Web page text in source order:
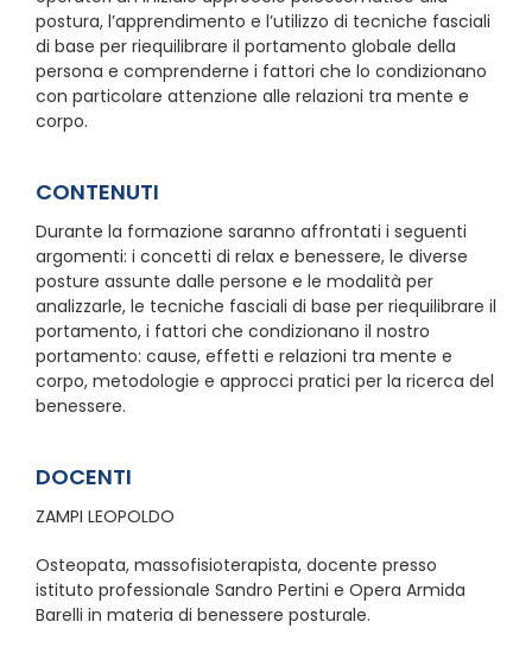
postura, l’apprendimento e l’utilizzo di tecniche fasciali
di base per riequilibrare il portamento globale della
persona e comprenderne i fattori che lo condizionano
con particolare attenzione alle relazioni tra mente e
corpo.
CONTENUTI
Durante la formazione saranno affrontati i seguenti
argomenti: i concetti di relax e benessere, le diverse
posture assunte dalle persone e le modalità per
analizzarle, le tecniche fasciali di base per riequilibrare il
portamento, i fattori che condizionano il nostro
portamento: cause, effetti e relazioni tra mente e
corpo, metodologie e approcci pratici per la ricerca del
benessere.
DOCENTI
ZAMPI LEOPOLDO
Osteopata, massofisioterapista, docente presso
istituto professionale Sandro Pertini e Opera Armida
Barelli in materia di benessere posturale.